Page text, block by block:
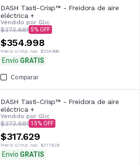
DASH Tasti-Crisp™ - Freidora de aire
eléctrica +
Vendido por Glic
$373.681 5
$354.998
Precio s/imp. nac. $354.998
Envío GRATIS
Comparar
DASH Tasti-Crisp™ - Freidora de aire
eléctrica +
Vendido por Glic
$373.681 15
$317.629
Precio s/imp. nac. $317.629
Envío GRATIS